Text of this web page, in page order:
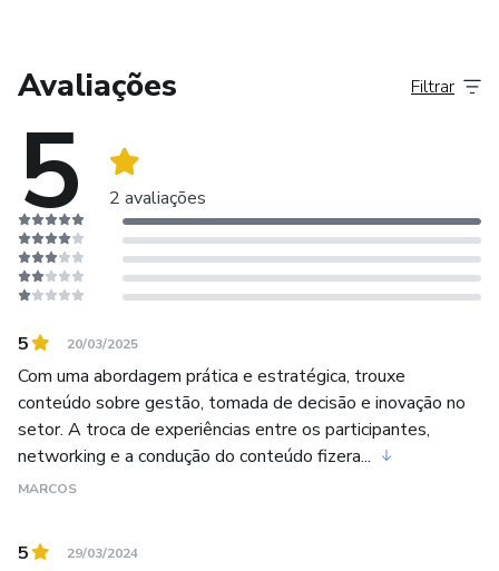
Avaliações
5 2 avaliações
Filtrar
5 20/03/2025
Com uma abordagem prática e estratégica, trouxe
conteúdo sobre gestão, tomada de decisão e inovação no
setor. A troca de experiências entre os participantes,
networking e a condução do conteúdo fizera...
MARCOS
5 29/03/2024